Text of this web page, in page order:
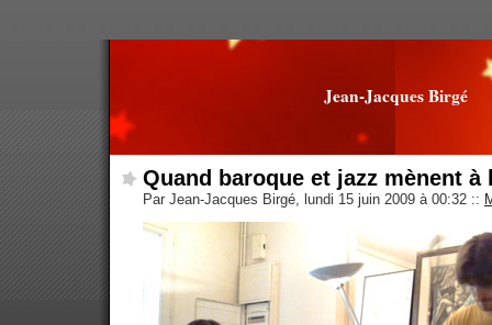
Jean-Jacques Birgé
Quand baroque et jazz mènent à
Par Jean-Jacques Birgé, lundi 15 juin 2009 à 00:32 ::